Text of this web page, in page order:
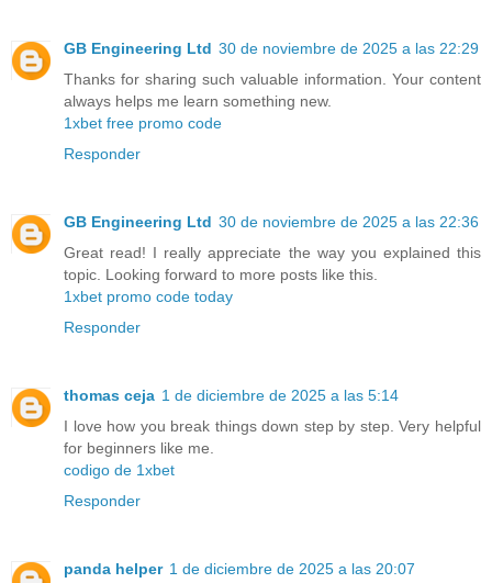
GB Engineering Ltd 30 de noviembre de 2025 a las 22:29
Thanks for sharing such valuable information. Your content
always helps me learn something new.
1xbet free promo code
Responder
GB Engineering Ltd 30 de noviembre de 2025 a las 22:36
Great read! I really appreciate the way you explained this
topic. Looking forward to more posts like this.
1xbet promo code today
Responder
thomas ceja 1 de diciembre de 2025 a las 5:14
I love how you break things down step by step. Very helpful
for beginners like me.
codigo de 1xbet
Responder
panda helper 1 de diciembre de 2025 a las 20:07